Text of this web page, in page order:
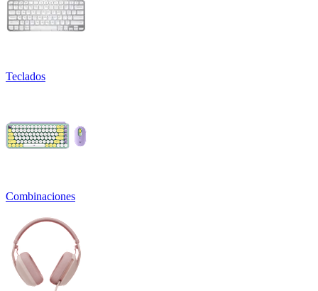
Teclados
Combinaciones